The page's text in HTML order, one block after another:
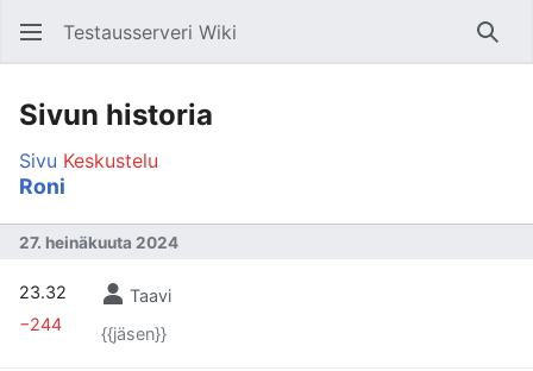
Testausserveri Wiki Hae
Sivun historia
Sivu Keskustelu
Roni
27. heinäkuuta 2024
Taavi
{{jäsen}}
23.32
−244